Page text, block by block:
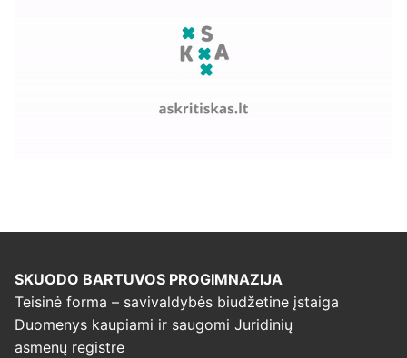
SKUODO BARTUVOS PROGIMNAZIJA
Teisinė forma – savivaldybės biudžetine įstaiga
Duomenys kaupiami ir saugomi Juridinių
asmenų registre